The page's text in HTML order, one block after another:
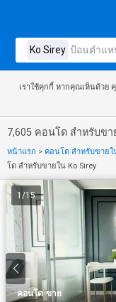
เราใช้คุกกี้ หากคุณเห็นด้วย
7,605 คอนโด สำหรับขา
หน้าแรก > คอนโด สำหรับขายใ
โด สำหรับขายใน Ko Sirey
1 /15
คอนโด·ขาย